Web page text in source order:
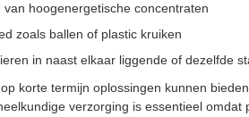
van hoogenergetische concentraten
zoals ballen of plastic kruiken
in naast elkaar liggende of dezelfde
korte termijn oplossingen kunnen
verzorging is essentieel